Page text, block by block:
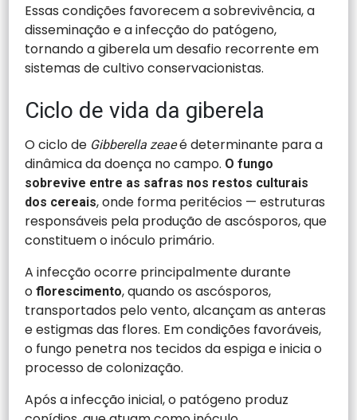
Essas condições favorecem a sobrevivência, a
disseminação e a infecção do patógeno,
tornando a giberela um desafio recorrente em
sistemas de cultivo conservacionistas.
Ciclo de vida da giberela
O ciclo de Gibberella zeaeé determinante para a
dinâmica da doença no campo. O fungo
sobrevive entre as safras nos restos culturais
dos cereais, onde forma peritécios — estruturas
responsáveis pela produção de ascósporos, que
constituem o inóculo primário.
A infecção ocorre principalmente durante
oflorescimento, quando os ascósporos,
transportados pelo vento, alcançam as anteras
e estigmas das flores. Em condições favoráveis,
o fungo penetra nos tecidos da espiga e inicia o
processo de colonização.
Após a infecção inicial, o patógeno produz